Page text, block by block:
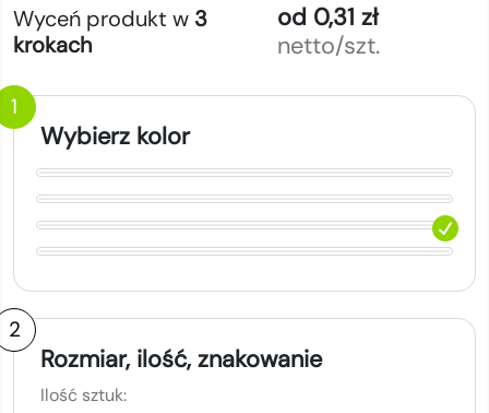
Wyceń produkt w 3
krokach
od 0,31 zł
netto/szt.
1
Wybierz kolor
2
Rozmiar, ilość, znakowanie
Ilość sztuk: